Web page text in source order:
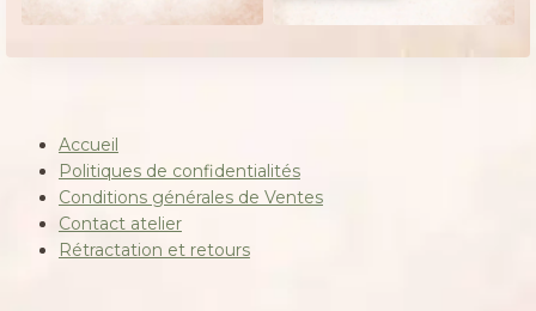
Accueil
Politiques de confidentialités
Conditions générales de Ventes
Contact atelier
Rétractation et retours